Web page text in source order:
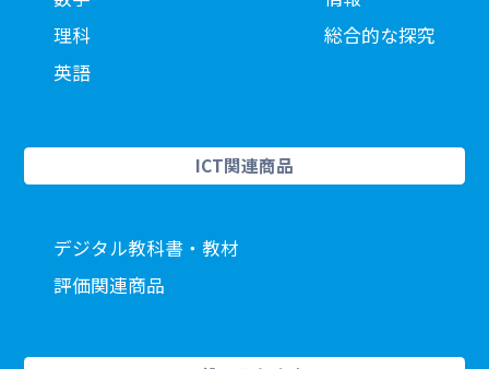
理科
英語
総合的な探究
ICT関連商品
デジタル教科書・教材
評価関連商品